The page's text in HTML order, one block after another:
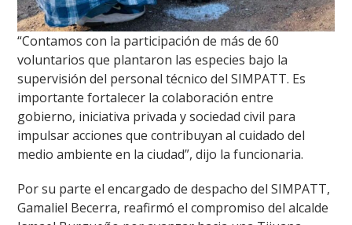
“Contamos con la participación de más de 60
voluntarios que plantaron las especies bajo la
supervisión del personal técnico del SIMPATT. Es
importante fortalecer la colaboración entre
gobierno, iniciativa privada y sociedad civil para
impulsar acciones que contribuyan al cuidado del
medio ambiente en la ciudad”, dijo la funcionaria.
Por su parte el encargado de despacho del SIMPATT,
Gamaliel Becerra, reafirmó el compromiso del alcalde